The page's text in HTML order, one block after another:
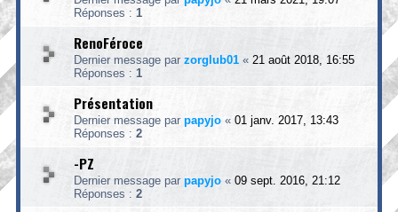
Réponses : 1
RenoFéroce
Dernier message par zorglub01 « 21 août 2018, 16:55
Réponses : 1
Présentation
Dernier message par papyjo « 01 janv. 2017, 13:43
Réponses : 2
-PZ
Dernier message par papyjo « 09 sept. 2016, 21:12
Réponses : 2